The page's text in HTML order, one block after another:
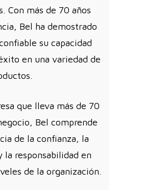
Con más de 70 años
Bel ha demostrado
su capacidad
en una variedad de
que lleva más de 70
Bel comprende
de la confianza, la
la responsabilidad en
de la organización.